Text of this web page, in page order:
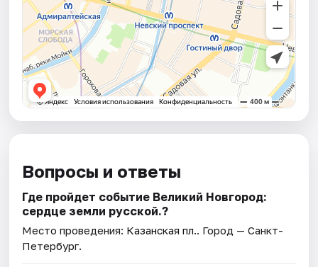
Вопросы и ответы
Где пройдет событие Великий Новгород:
сердце земли русской.?
Место проведения: Казанская пл.. Город — Санкт-
Петербург.